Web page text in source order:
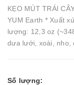
KẸO MÚT TRÁI
YUM Earth * Xuất
lượng: 12,3 oz
dưa lưới, xoài, nho,
Số lượng: